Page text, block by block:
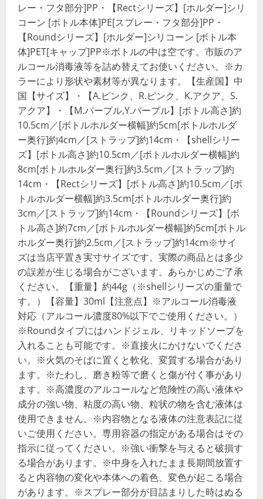
レー・フタ部分]PP・【Rectシリーズ】[ホルダー]シリ
コーン [ボトル本体]PE[スプレー・フタ部分]PP・
【Roundシリーズ】[ホルダー]シリコーン [ボトル本
体]PET[キャップ]PP※ボトルの中は空です。市販のア
ルコール消毒液等を詰め替えてお使いください。※カ
ラーにより形状や素材等が異なります。【生産国】中
国【サイズ】・【A.ピンク、R.ピンク、K.アクア、S.
アクア】・【M.パープル,Y.パープル】[ボトル高さ]約
10.5cm／[ボトルホルダー横幅]約5cm[ボトルホルダ
ー奥行]約4cm／[ストラップ]約14cm・【shellシリー
ズ】[ボトル高さ]約10.5cm／[ボトルホルダー横幅]約
8cm[ボトルホルダー奥行]約3.5cm／[ストラップ]約
14cm・【Rectシリーズ】[ボトル高さ]約10.5cm／[ボ
トルホルダー横幅]約3.5cm[ボトルホルダー奥行]約
3cm／[ストラップ]約14cm・【Roundシリーズ】[ボ
トル高さ]約7cm／[ボトルホルダー横幅]約5cm[ボトル
ホルダー奥行]約2.5cm／[ストラップ]約14cm※サイ
ズは当店平置き実寸サイズです。実際の商品とは多少
の誤差が生じる場合がございます。あらかじめご了承
ください。【重量】約44g（※shellシリーズの重量で
す。）【容量】30ml【注意点】※アルコール消毒液
対応（アルコール濃度80%以下でご使用ください。）
※Roundタイプにはハンドジェル、リキッドソープを
入れることも可能です。※直接火にかけないでくださ
い。※火気のそばに置くと軟化、変質する場合があり
ます。※たわし、磨き粉等で磨くと傷が付く事があり
ます。※高濃度のアルコールなど危険性の高い液体や
成分の強い物、粘度の高い物、粒状の物を含む液体は
使用できません。※内容物となる液体の注意表記に従
いご使用ください。専用容器の指定がある場合はその
指示に従ってください。※強い衝撃を与えると破損す
る場合があります。※中身を入れたまま長期間放置す
ると内容物の変化や本体への着色、変色が起こる場合
があります。※スプレー部分が目詰まりした時はぬる